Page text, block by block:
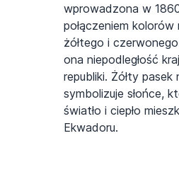
wprowadzona w
połączeniem kolorów
żółtego i
ona niepodległość
republiki. Żółty pasek
symbolizuje słońce,
światło i ciepło
Ekwadoru.